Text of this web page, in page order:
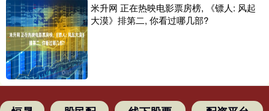
米升网 正在热映电影票房榜, 《镖人: 风起
大漠》排第二, 你看过哪几部?